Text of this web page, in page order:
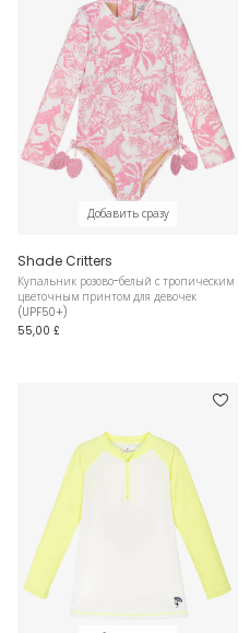
Добавить сразу
Shade Critters
Купальник розово-белый с тропическим
цветочным принтом для девочек
(UPF50+)
55,00 £